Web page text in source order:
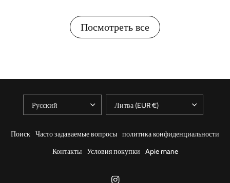
Посмотреть все
Поиск Часто задаваемые вопросы политика конфиденциальности
Контакты Условия покупки Apie mane